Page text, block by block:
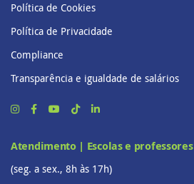
Política de Cookies
Política de Privacidade
Compliance
Transparência e igualdade de salários
Atendimento | Escolas e professores
(seg. a sex., 8h às 17h)